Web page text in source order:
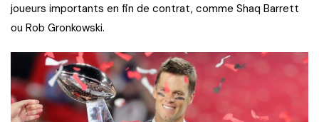
joueurs importants en fin de contrat, comme Shaq Barrett
ou Rob Gronkowski.